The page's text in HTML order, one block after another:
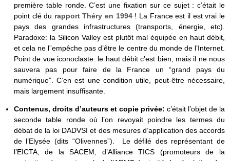
première table ronde. C’est une fixation sur ce sujet : c’était le
point clé du rapport Théry en 1994! La France est il est vrai le
pays des grandes infrastructures (transports, énergie, etc).
Paradoxe: la Silicon Valley est plutôt mal équipée en haut débit,
et cela ne l”empêche pas d’être le centre du monde de l’Internet.
Point de vue iconoclaste: le haut débit c’est bien, mais il ne nous
sauvera pas pour faire de la France un “grand pays du
numérique”. C’en est une condition utile, peut-être nécessaire,
mais largement insuffisante.
Contenus, droits d’auteurs et copie privée: c’était l’objet de la
seconde table ronde où l’on revoyait poindre les termes du
débat de la loi DADVSI et des mesures d’application des accords
de l’Elysée (dits “Olivennes”). Le défilé des représentant de
l’EICTA, de la SACEM, d’Alliance TICS (promoteurs de la